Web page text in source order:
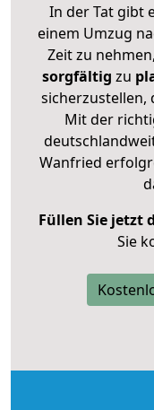
In der Tat gibt
einem Umzug
Zeit zu
sorgfältig zu
sicherzustellen,
Mit der
Wanfried
Füllen Sie jetzt
Sie